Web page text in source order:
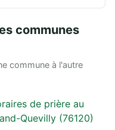
communes
commune à l'autre
de prière au
Quevilly (76120)